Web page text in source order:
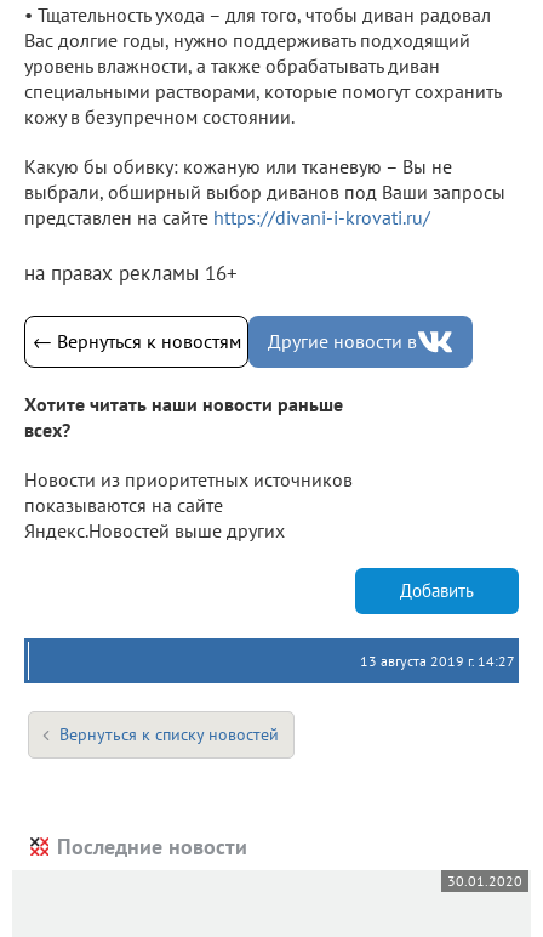
• Тщательность ухода – для того, чтобы диван радовал
Вас долгие годы, нужно поддерживать подходящий
уровень влажности, а также обрабатывать диван
специальными растворами, которые помогут сохранить
кожу в безупречном состоянии.
Какую бы обивку: кожаную или тканевую – Вы не
выбрали, обширный выбор диванов под Ваши запросы
представлен на сайте https://divani-i-krovati.ru/
на правах рекламы 16+
← Вернуться к новостям Другие новости в
Хотите читать наши новости раньше
всех?
Новости из приоритетных источников
показываются на сайте
Яндекс.Новостей выше других
Добавить
13 августа 2019 г. 14:27
Вернуться к списку новостей
Последние новости
30.01.2020